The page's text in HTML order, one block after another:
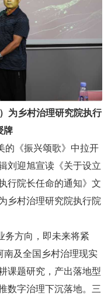
为乡村治理研究院执行
牌
《振兴颂歌》中拉开
刘迎旭宣读《关于设立
行院长任命的通知》文
乡村治理研究院执行院
方向，即未来将紧
南及全国乡村治理现实
课题研究，产出落地型
数字治理下沉落地。三